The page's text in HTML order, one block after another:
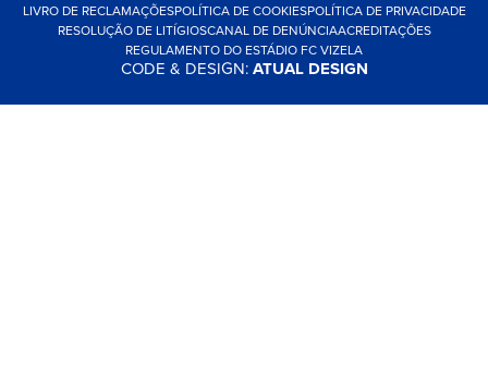
LIVRO DE RECLAMAÇÕESPOLÍTICA DE COOKIESPOLÍTICA DE PRIVACIDADE
RESOLUÇÃO DE LITÍGIOSCANAL DE DENÚNCIAACREDITAÇÕES
REGULAMENTO DO ESTÁDIO FC VIZELA
CODE & DESIGN:ATUAL DESIGN